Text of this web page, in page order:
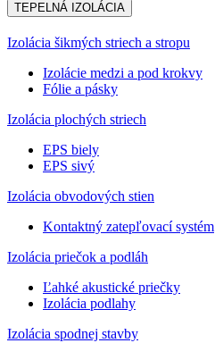
TEPELNÁ IZOLÁCIA
Izolácia šikmých striech a stropu
Izolácie medzi a pod krokvy
Fólie a pásky
Izolácia plochých striech
EPS biely
EPS sivý
Izolácia obvodových stien
Kontaktný zatepľovací systém
Izolácia priečok a podláh
Ľahké akustické priečky
Izolácia podlahy
Izolácia spodnej stavby